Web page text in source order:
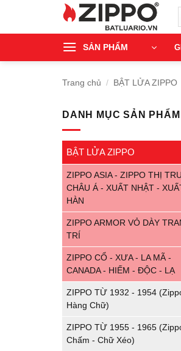
SẢN PHẨM
Trang chủ / BẬT LỬA ZIPPO
DANH MỤC SẢN PHẨM
BẬT LỬA ZIPPO
ZIPPO ASIA - ZIPPO THỊ
CHÂU Á - XUẤT NHẬT -
HÀN
ZIPPO ARMOR VỎ DÀY
TRÍ
ZIPPO CỔ - XƯA - LA MÃ -
CANADA - HIẾM - ĐỘC - LẠ
ZIPPO TỪ 1932 - 1954
Hàng Chữ)
ZIPPO TỪ 1955 - 1965
Chấm - Chữ Xéo)